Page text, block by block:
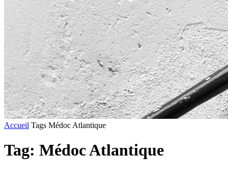
Accueil Tags Médoc Atlantique
Tag: Médoc Atlantique